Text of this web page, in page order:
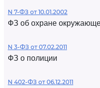
N 7-ФЗ от 10.01.2002
ФЗ об охране
N 3-ФЗ от 07.02.2011
ФЗ о полиции
N 402-ФЗ от 06.12.2011